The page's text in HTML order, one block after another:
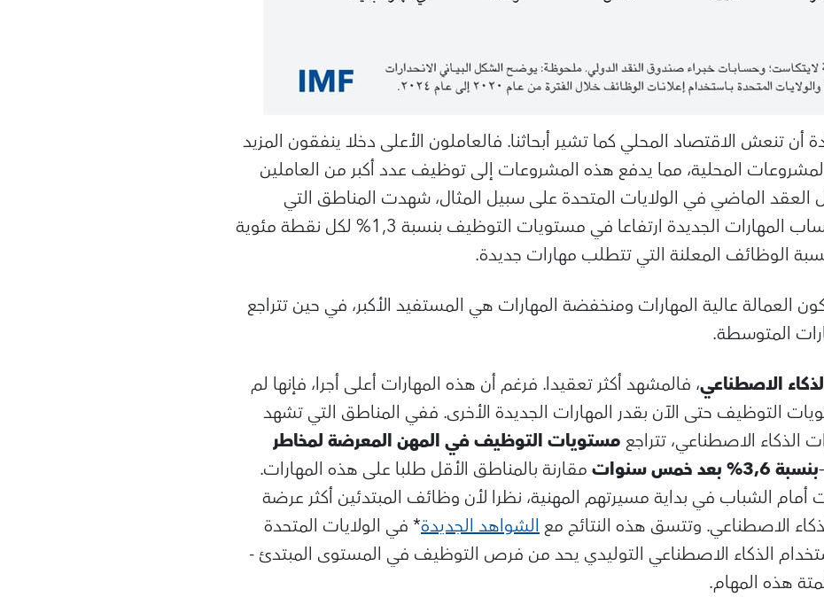
أن تنعش الاقتصاد المحلي كما تشير أبحاثنا. فالعاملون الأعلى دخلا ينفقون المزيد
المحلية، مما يدفع هذه المشروعات إلى توظيف عدد أكبر من العاملين
العقد الماضي في الولايات المتحدة على سبيل المثال، شهدت المناطق التي
سجلت نموا في اكتساب المهارات الجديدة ارتفاعا في مستويات التوظيف بنسبة 1,3% لكل نقطة مئوية
الوظائف المعلنة التي تتطلب مهارات جديدة.
العمالة عالية المهارات ومنخفضة المهارات هي المستفيد الأكبر، في حين تتراجع
المتوسطة.
الاصطناعي، فالمشهد أكثر تعقيدا. فرغم أن هذه المهارات أعلى أجرا، فإنها لم
التوظيف حتى الآن بقدر المهارات الجديدة الأخرى. ففي المناطق التي تشهد
الذكاء الاصطناعي، تتراجعمستويات التوظيف في المهن المعرضة لمخاطر
بنسبة 3,6% بعد خمس سنوات
مقارنة بالمناطق الأقل طلبا على هذه المهارات.
الشباب في بداية مسيرتهم المهنية، نظرا لأن وظائف المبتدئين أكثر عرضة
الاصطناعي. وتتسق هذه النتائج معالشواهد الجديدة* في الولايات المتحدة
الذكاء الاصطناعي التوليدي يحد من فرص التوظيف في المستوى المبتدئ -
هذه المهام.